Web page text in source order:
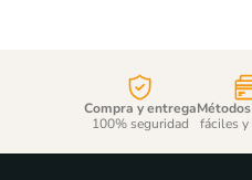
Compra y entrega
100% seguridad
fáciles y